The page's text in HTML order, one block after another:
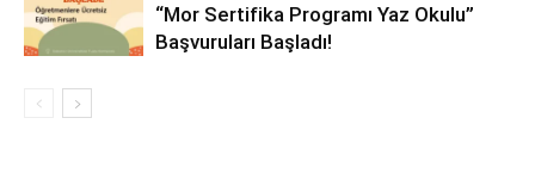
“Mor Sertifika Programı Yaz Okulu”
Başvuruları Başladı!